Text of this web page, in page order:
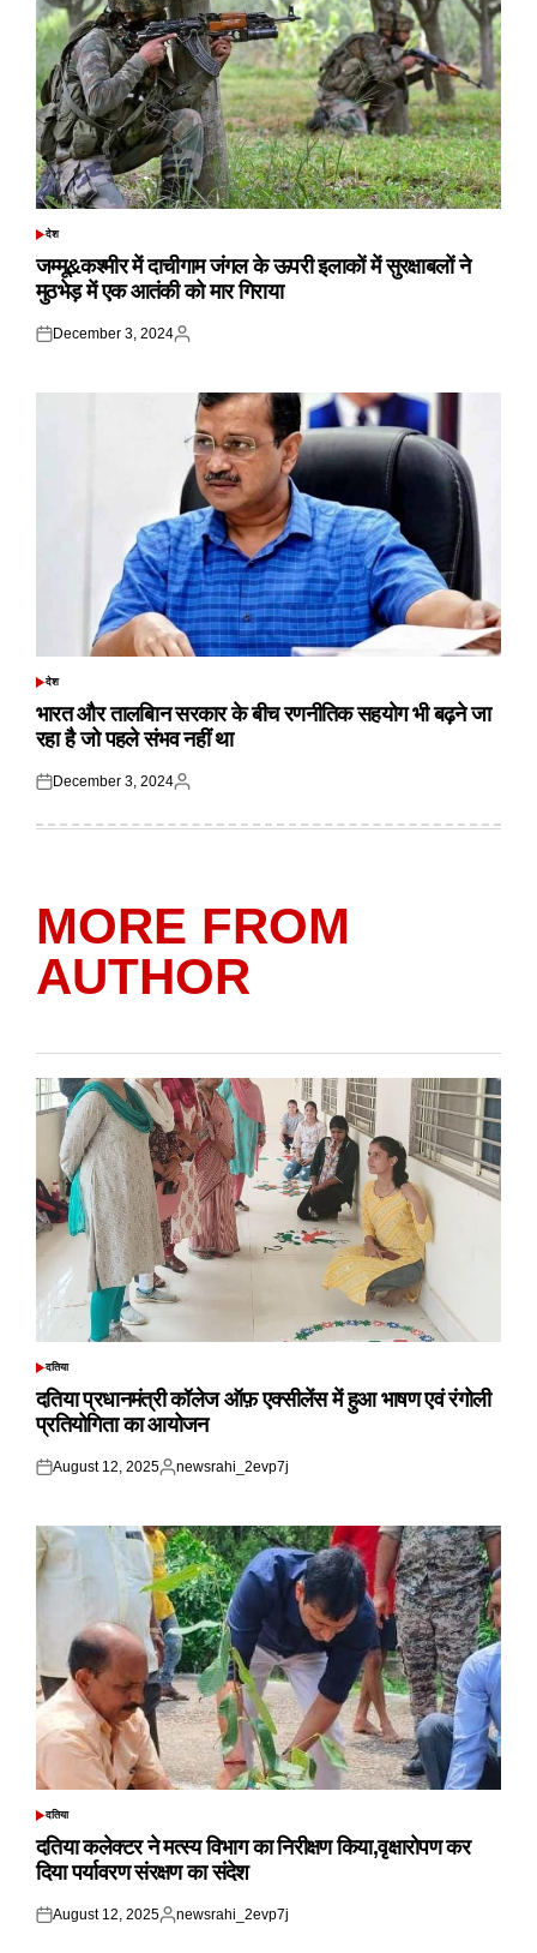
POSTED
देश
जम्मू&कश्मीर में दाचीगाम जंगल के ऊपरी इलाकों में सुरक्षाबलों ने
मुठभेड़ में एक आतंकी को मार गिराया
Posted
December 3, 2024
Posted
POSTED
देश
भारत और तालबिान सरकार के बीच रणनीतिक सहयोग भी बढ़ने जा
रहा है जो पहले संभव नहीं था
Posted
December 3, 2024
Posted
MORE FROM
AUTHOR
POSTED
दतिया
दतिया प्रधानमंत्री कॉलेज ऑफ़ एक्सीलेंस में हुआ भाषण एवं रंगोली
प्रतियोगिता का आयोजन
Posted
August 12, 2025
Posted
newsrahi_2evp7j
POSTED
दतिया
दतिया कलेक्टर ने मत्स्य विभाग का निरीक्षण किया,वृक्षारोपण कर
दिया पर्यावरण संरक्षण का संदेश
Posted
August 12, 2025
Posted
newsrahi_2evp7j